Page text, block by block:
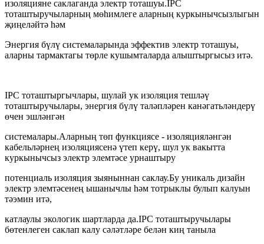
изоляцияне саклаганда электр тоташуы.IPC
тоташтыручыларның мөһимлеге аларның куркынычсызлыгын
җиңеләйтә һәм
Энергия бүлү системаларында эффектив электр тоташуы,
аларны тармактагы төрле кушымталарда алыштыргысыз итә.
IPC тоташтыргычлары, шулай ук ​​изоляция тешләү
тоташтыручылары, энергия бүлү таләпләрен канәгатьләндерү
өчен эшләнгән
системалары.Аларның төп функциясе - изоляцияләнгән
кабельләрнең изоляциясенә үтеп керү, шул ук вакытта
куркынычсыз электр элемтәсе урнаштыру
потенциаль изоляция зыяныннан саклау.Бу уникаль дизайн
электр элемтәсенең ышанычлы һәм тотрыклы булып калуын
тәэмин итә,
катлаулы экологик шартларда да.IPC тоташтыручылары
бөтенлеген саклап калу сәләтләре белән киң таныла